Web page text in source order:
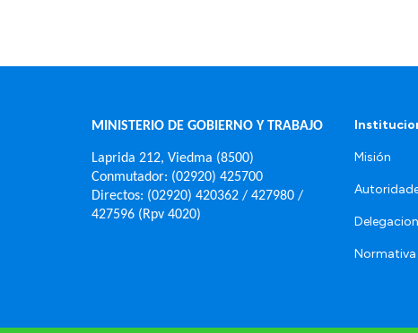
MINISTERIO DE GOBIERNO Y TRABAJO
Laprida 212, Viedma (8500)
Conmutador: (02920) 425700
Directos: (02920) 420362 / 427980 /
427596 (Rpv 4020)
Misión
Normativa